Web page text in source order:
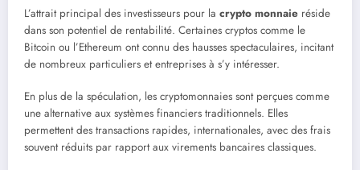
L’attrait principal des investisseurs pour la crypto monnaie réside
dans son potentiel de rentabilité. Certaines cryptos comme le
Bitcoin ou l’Ethereum ont connu des hausses spectaculaires, incitant
de nombreux particuliers et entreprises à s’y intéresser.
En plus de la spéculation, les cryptomonnaies sont perçues comme
une alternative aux systèmes financiers traditionnels. Elles
permettent des transactions rapides, internationales, avec des frais
souvent réduits par rapport aux virements bancaires classiques.